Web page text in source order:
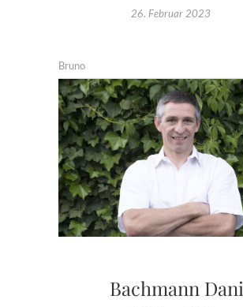
26. Februar 2023
Bruno
Bachmann Dani